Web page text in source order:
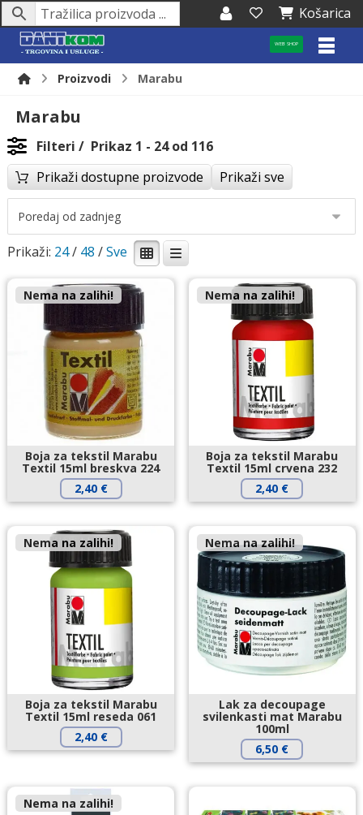
Košarica
WEB SHOP
Proizvodi Marabu
Marabu
Filteri
Prikaz 1 - 24 od 116
Prikaži dostupne proizvode
Prikaži sve
Prikaži: 24/ 48 /
Nema na zalihi!
Boja za tekstil Marabu
Textil 15ml breskva 224
2,40 €
Nema na zalihi!
Boja za tekstil Marabu
Textil 15ml crvena 232
2,40 €
Nema na zalihi!
Boja za tekstil Marabu
Textil 15ml reseda 061
2,40 €
Nema na zalihi!
Lak za decoupage
svilenkasti mat Marabu
100ml
6,50 €
Nema na zalihi!